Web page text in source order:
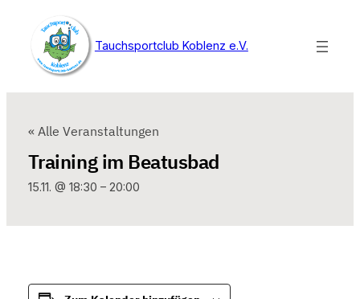
Tauchsportclub Koblenz e.V.
« Alle Veranstaltungen
Training im Beatusbad
15.11. @ 18:30 – 20:00